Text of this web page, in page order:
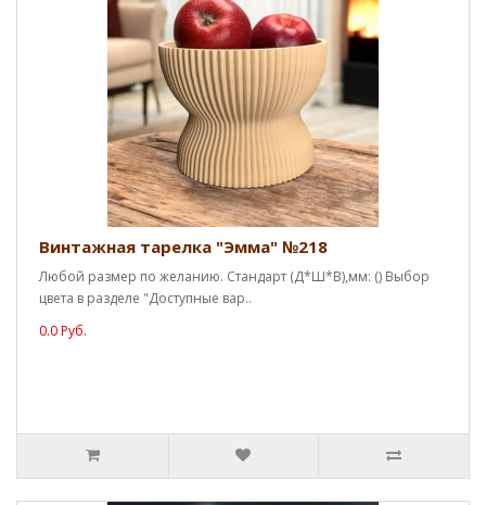
Винтажная тарелка "Эмма" №218
Любой размер по желанию. Стандарт (Д*Ш*В),мм: () Выбор
цвета в разделе "Доступные вар..
0.0 Руб.